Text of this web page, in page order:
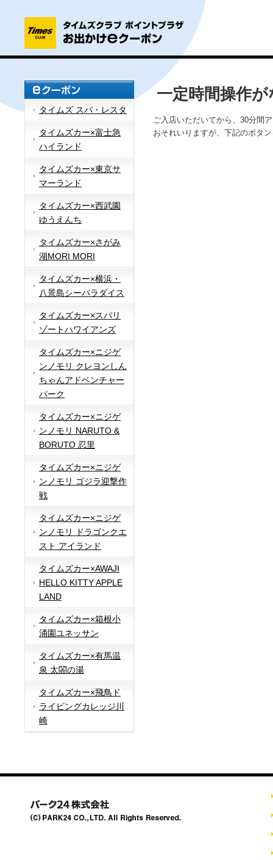
タイムズ スパ・レスタ
タイムズカー×富士急
ハイランド
タイムズカー×東京サ
マーランド
タイムズカー×西武園
ゆうえんち
タイムズカー×さがみ
湖MORI MORI
タイムズカー×横浜・
八景島シーパラダイス
タイムズカー×スパリ
ゾートハワイアンズ
タイムズカー×ニジゲ
ンノモリ クレヨンしん
ちゃんアドベンチャー
パーク
タイムズカー×ニジゲ
ンノモリ NARUTO &
BORUTO 忍里
タイムズカー×ニジゲ
ンノモリ ゴジラ迎撃作
戦
タイムズカー×ニジゲ
ンノモリ ドラゴンクエ
スト アイランド
タイムズカー×AWAJI
HELLO KITTY APPLE
LAND
タイムズカー×箱根小
涌園ユネッサン
タイムズカー×有馬温
泉 太閤の湯
タイムズカー×飛鳥ド
ライビングカレッジ川
崎
一定時間操作
ご入店いただいてから、30分間
おそれいりますが、下記のボタ